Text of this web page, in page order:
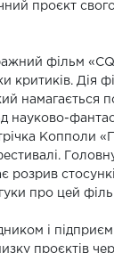
проєкт
фільм
критиків. Дія
намагається
науково-
Копполи
розрив
про цей
і
проєктів